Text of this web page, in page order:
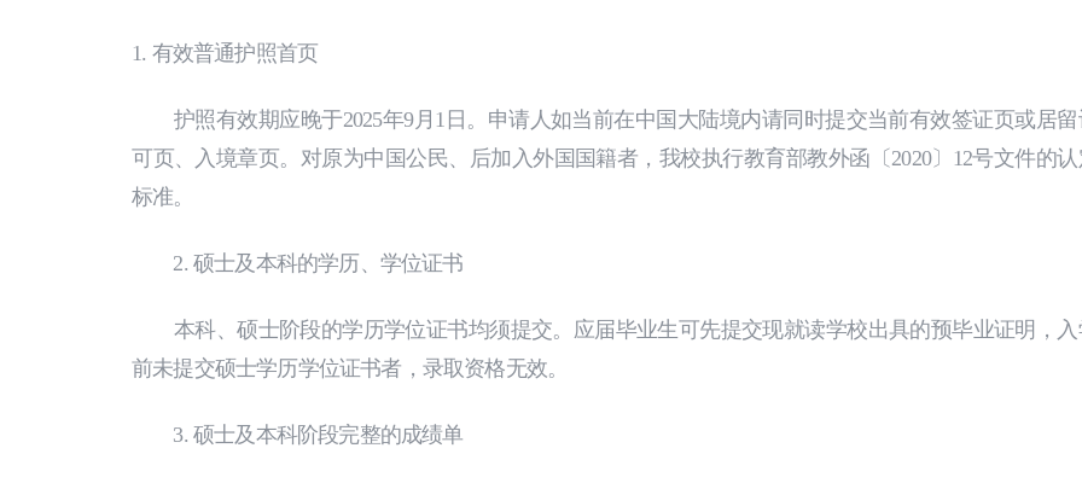
1. 有效普通护照首页
护照有效期应晚于2025年9月1日。申请人如当前在中国大陆境内请同时提交当前有效签证页或居留
可页、入境章页。对原为中国公民、后加入外国国籍者，我校执行教育部教外函〔2020〕12号文件的
标准。
2. 硕士及本科的学历、学位证书
本科、硕士阶段的学历学位证书均须提交。应届毕业生可先提交现就读学校出具的预毕业证明，入
前未提交硕士学历学位证书者，录取资格无效。
3. 硕士及本科阶段完整的成绩单